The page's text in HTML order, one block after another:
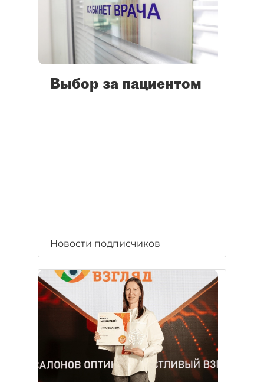
Выбор за пациентом
Новости подписчиков